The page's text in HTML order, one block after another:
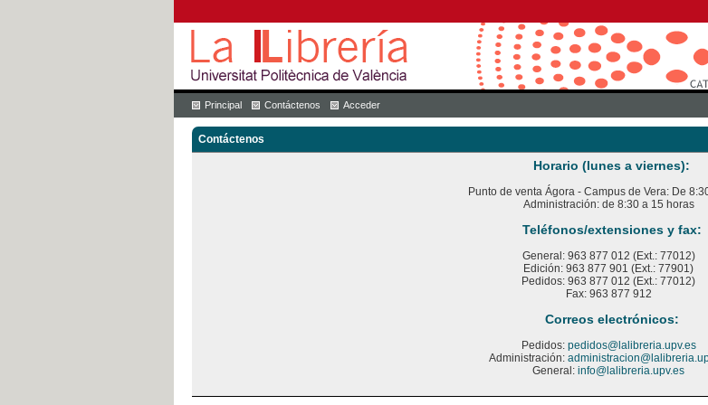
Principal Contáctenos Acceder
Contáctenos
Horario (lunes a viernes):
Punto de venta Ágora - Campus de Vera: De
Administración: de 8:30 a 15 horas
Teléfonos/extensiones y fax:
General: 963 877 012 (Ext.: 77012)
Edición: 963 877 901 (Ext.: 77901)
Pedidos: 963 877 012 (Ext.: 77012)
Fax: 963 877 912
Correos electrónicos:
Pedidos: pedidos@lalibreria.upv.es
Administración:
General: info@lalibreria.upv.es